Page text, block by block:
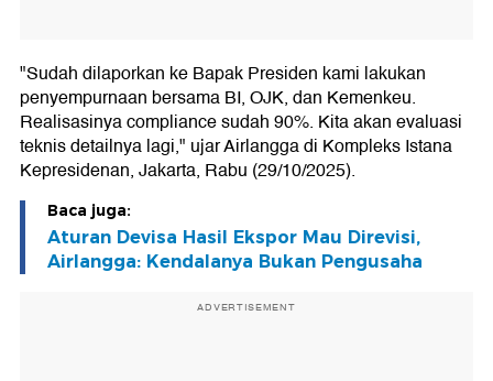
"Sudah dilaporkan ke Bapak Presiden kami lakukan
penyempurnaan bersama BI, OJK, dan Kemenkeu.
Realisasinya compliance sudah 90%. Kita akan evaluasi
teknis detailnya lagi," ujar Airlangga di Kompleks Istana
Kepresidenan, Jakarta, Rabu (29/10/2025).
Baca juga:
Aturan Devisa Hasil Ekspor Mau Direvisi,
Airlangga: Kendalanya Bukan Pengusaha
ADVERTISEMENT